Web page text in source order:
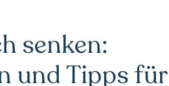
senken:
und Tipps für